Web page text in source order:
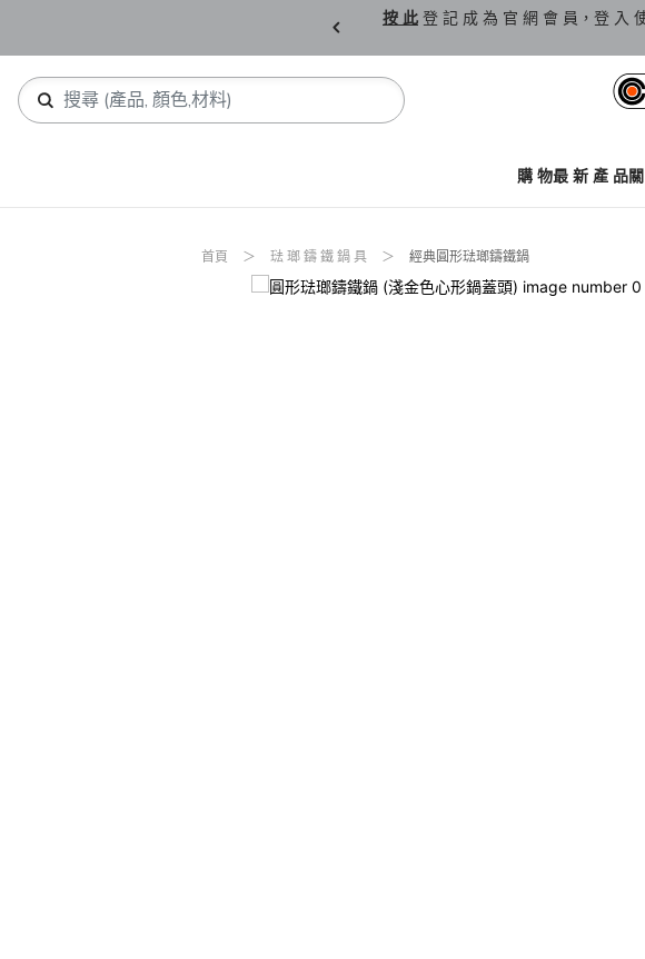
按 此 登 記 成 為 官 網 會 員，登 入
購 物最 新 產 品
首頁 琺 瑯 鑄 鐵 鍋 具 經典圓形琺瑯鑄鐵鍋